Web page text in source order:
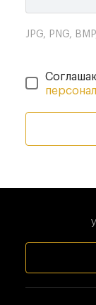
JPG, PNG,